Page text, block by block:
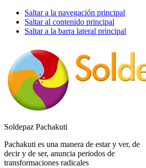
Saltar a la navegación principal
Saltar al contenido principal
Saltar a la barra lateral principal
Soldepaz Pachakuti
Pachakuti es una manera de estar y ver, de
decir y de ser, anuncia periodos de
transformaciones radicales